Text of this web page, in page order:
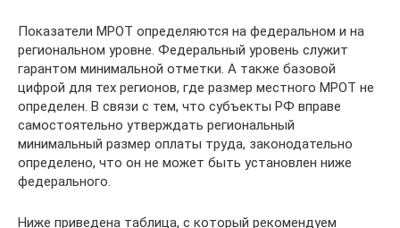
Показатели МРОТ определяются на федеральном и на
региональном уровне. Федеральный уровень служит
гарантом минимальной отметки. А также базовой
цифрой для тех регионов, где размер местного МРОТ не
определен. В связи с тем, что субъекты РФ вправе
самостоятельно утверждать региональный
минимальный размер оплаты труда, законодательно
определено, что он не может быть установлен ниже
федерального.
Ниже приведена таблица, с который рекомендуем